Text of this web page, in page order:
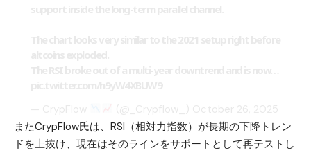
またCrypFlow氏は、RSI（相対力指数）が長期の下降トレン
ドを上抜け、現在はそのラインをサポートとして再テストし